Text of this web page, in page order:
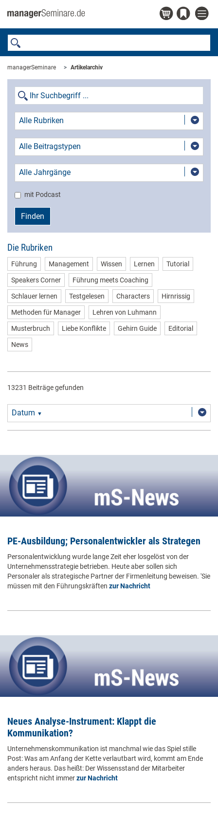
managerSeminare Artikelarchiv
Alle Rubriken
Alle Beitragstypen
Alle Jahrgänge
mit Podcast
Finden
Die Rubriken
Führung Management Wissen Lernen Tutorial
Speakers Corner Führung meets Coaching
Schlauer lernen Testgelesen Characters Hirnrissig
Methoden für Manager Lehren von Luhmann
Musterbruch Liebe Konflikte Gehirn Guide Editorial
News
13231 Beiträge gefunden
Datum ▼
PE-Ausbildung; Personalentwickler als Strategen
Personalentwicklung wurde lange Zeit eher losgelöst von der
Unternehmensstrategie betrieben. Heute aber sollen sich
Personaler als strategische Partner der Firmenleitung beweisen. 'Sie
müssen mit den Führungskräften zur Nachricht
Neues Analyse-Instrument: Klappt die
Kommunikation?
Unternehmenskommunikation ist manchmal wie das Spiel stille
Post: Was am Anfang der Kette verlautbart wird, kommt am Ende
anders heraus. Das heißt: Der Wissensstand der Mitarbeiter
entspricht nicht immerzur Nachricht